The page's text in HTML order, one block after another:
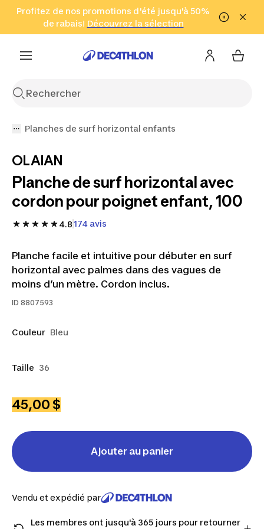
Aller à la recherche Aller au contenu Aller au pied de
Profitez de nos promotions d'été jusqu'à 50%
de rabais! Découvrez la sélection
Cliquez ici
en seulement 2 h!
(Zones sélectionnées)
Planches de surf horizontal enfants
OLAIAN
Planche de surf horizontal avec
cordon pour poignet enfant, 100
4.8174 avis
Planche facile et intuitive pour débuter en surf
horizontal avec palmes dans des vagues de
moins d’un mètre. Cordon inclus.
ID 8807593
Couleur Bleu
Taille 36
45,00 $
Ajouter au panier
Vendu et expédié par
Les membres ont jusqu'à 365 jours pour retourner